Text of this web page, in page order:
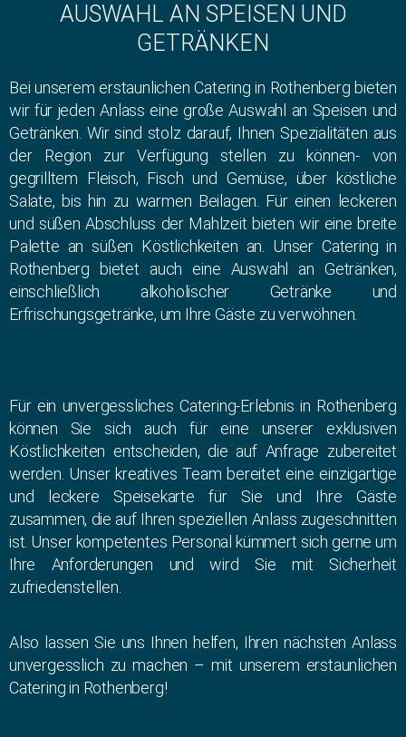
AUSWAHL AN SPEISEN UND
GETRÄNKEN
Bei unserem erstaunlichen Catering in Rothenberg bieten
wir für jeden Anlass eine große Auswahl an Speisen und
Getränken. Wir sind stolz darauf, Ihnen Spezialitäten aus
der Region zur Verfügung stellen zu können- von
gegrilltem Fleisch, Fisch und Gemüse, über köstliche
Salate, bis hin zu warmen Beilagen. Für einen leckeren
und süßen Abschluss der Mahlzeit bieten wir eine breite
Palette an süßen Köstlichkeiten an. Unser Catering in
Rothenberg bietet auch eine Auswahl an Getränken,
einschließlich alkoholischer Getränke und
Erfrischungsgetränke, um Ihre Gäste zu verwöhnen.
Für ein unvergessliches Catering-Erlebnis in Rothenberg
können Sie sich auch für eine unserer exklusiven
Köstlichkeiten entscheiden, die auf Anfrage zubereitet
werden. Unser kreatives Team bereitet eine einzigartige
und leckere Speisekarte für Sie und Ihre Gäste
zusammen, die auf Ihren speziellen Anlass zugeschnitten
ist. Unser kompetentes Personal kümmert sich gerne um
Ihre Anforderungen und wird Sie mit Sicherheit
zufriedenstellen.
Also lassen Sie uns Ihnen helfen, Ihren nächsten Anlass
unvergesslich zu machen – mit unserem erstaunlichen
Catering in Rothenberg!